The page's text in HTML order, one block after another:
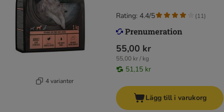
4 varianter
55,00 kr
55,00 kr / kg
51,15 kr
Rating: 4.4/5 (11)
Lägg till i varukorg